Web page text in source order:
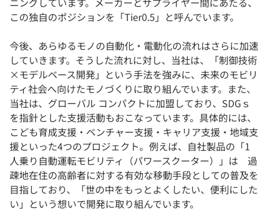
この独自のポジションを「Tier0.5」と呼んでいます。
今後、あらゆるモノの自動化・電動化の流れはさらに加速
していきます。そうした流れに対し、当社は、「制御技術
×モデルベース開発」という手法を強みに、未来のモビリ
ティ社会へ向けたモノづくりに取り組んでいます。また、
当社は、グローバル コンパクトに加盟しており、SDGｓ
を指針とした支援活動もおこなっています。具体的には、
こども育成支援・ベンチャー支援・キャリア支援・地域支
援といった4つのプロジェクト。例えば、自社製品の「1
人乗り自動運転モビリティ（パワースクーター）」は 過
疎地在住の高齢者に対する有効な移動手段としての普及を
目指しており、「世の中をもっとよくしたい、便利にした
い」という想いで開発に取り組んでいます。